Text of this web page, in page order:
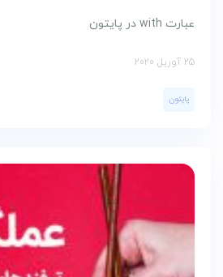
عبارت with در پایتون
25 آوریل 2020
پایتون